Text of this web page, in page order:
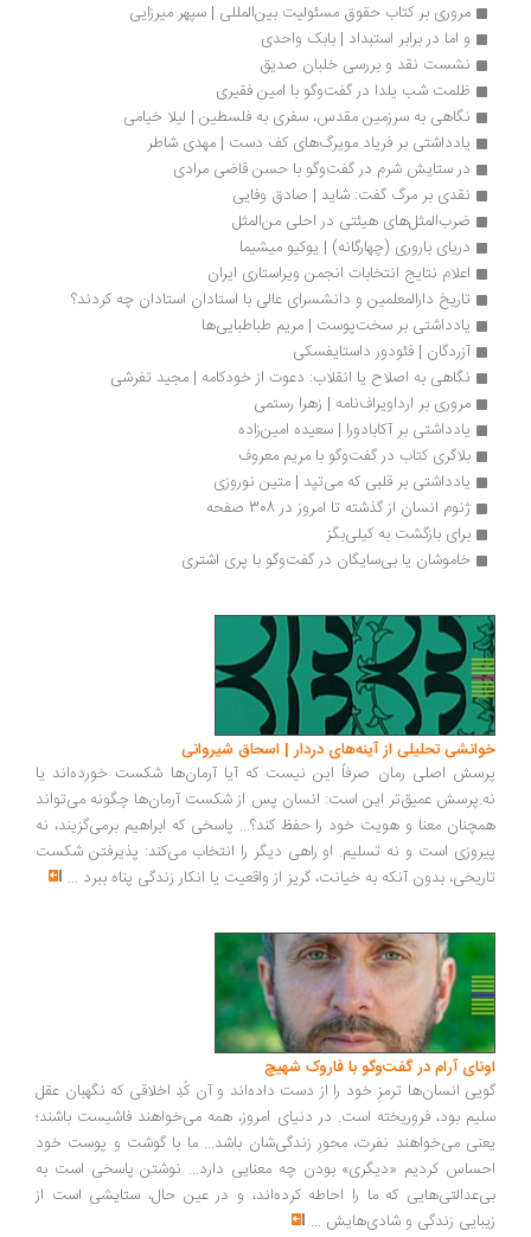
مروری بر کتاب حقوق مسئولیت بین‌المللی | سپهر میرزایی
و اما در برابر استبداد | بابک واحدی
نشست نقد و بررسی خلبان صدیق
ظلمت شب یلدا در گفت‌وگو با امین فقیری
نگاهی به سرزمین مقدس، سفری به فلسطین | لیلا خیامی
یادداشتی بر فریاد مویرگ‌های کف دست | مهدی شاطر
در ستایش شرم در گفت‌وگو با حسن قاضی مرادی
نقدی بر مرگ گفت: شاید | صادق وفایی
ضرب‌المثل‌های هیئتی در احلی من‌المثل
دریای باروری (چهارگانه) | یوکیو میشیما
اعلام نتایج انتخابات انجمن ویراستاری ایران
تاریخ دارالمعلمین و دانشسرای عالی با استادان استادان چه کردند؟
یادداشتی بر سخت‌پوست | مریم طباطبایی‌ها
آزردگان | فئودور داستایفسکی
نگاهی به اصلاح یا انقلاب: دعوت از خودکامه | مجید تفرشی
مروری بر ارداویراف‌نامه | زهرا رستمی
یادداشتی بر آکابادورا | سعیده امین‌زاده
بلاگری کتاب در گفت‌وگو با مریم معروف
یادداشتی بر قلبی که می‌تپد | متین نوروزی
ژنوم انسان از گذشته تا امروز در 308 صفحه
برای بازگشت به کیلی‌بگز
خاموشان یا بی‌سایگان در گفت‌وگو با پری اشتری
تحلیلی از آینه‌های دردار | اسحاق شیروانی
اصلی رمان صرفاً این نیست که آیا آرمان‌ها شکست خورده‌اند یا
عمیق‌تر این است: انسان پس از شکست آرمان‌ها چگونه می‌تواند
معنا و هویت خود را حفظ کند؟... پاسخی که ابراهیم برمی‌گزیند، نه
است و نه تسلیم. او راهی دیگر را انتخاب می‌کند: پذیرفتن شکست
بدون آنکه به خیانت، گریز از واقعیت یا انکار زندگی پناه ببرد...
آرام در گفت‌وگو با فاروک شهیچ‭
انسان‌ها ترمزِ خود را از دست داده‌اند و آن کُدِ اخلاقی که نگهبان عقل
بود، فروریخته است. در دنیای امروز، همه می‌خواهند فاشیست باشند؛
می‌خواهند نفرت، محورِ زندگی‌شان باشد... ما با گوشت و پوست خود
کردیم «دیگری» بودن چه معنایی دارد... نوشتن پاسخی است به
که ما را احاطه کرده‌اند، و در عین حال، ستایشی است از
زندگی و شادی‌هایش...